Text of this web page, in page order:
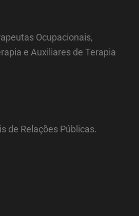
Ocupacionais,
e Auxiliares de Terapia
de Relações Públicas.